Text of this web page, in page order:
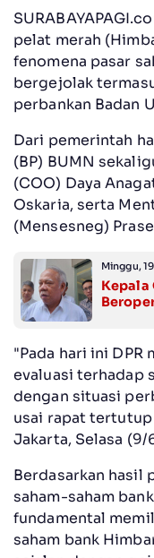
pelat merah
fenomena pasar
bergejolak
perbankan Badan
Dari pemerintah
(BP) BUMN
(COO) Daya
Oskaria, serta
(Mensesneg)
Minggu,
Kepala
"Pada hari ini DPR
evaluasi terhadap
dengan situasi
usai rapat tertutup
Jakarta, Selasa
Berdasarkan hasil
saham-saham
fundamental
saham bank